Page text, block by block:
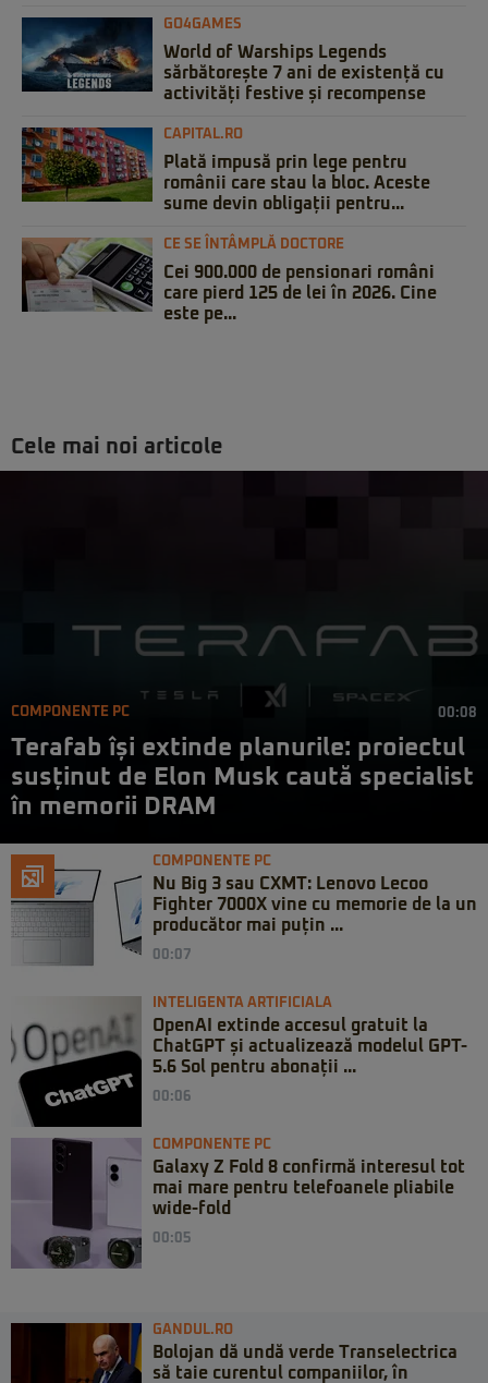
GO4GAMES
World of Warships Legends
sărbătorește 7 ani de existență cu
activități festive și recompense
CAPITAL.RO
Plată impusă prin lege pentru
românii care stau la bloc. Aceste
sume devin obligații pentru...
CE SE ÎNTÂMPLĂ DOCTORE
Cei 900.000 de pensionari români
care pierd 125 de lei în 2026. Cine
este pe...
Cele mai noi articole
COMPONENTE PC 00:08
Terafab își extinde planurile: proiectul
susținut de Elon Musk caută specialist
în memorii DRAM
COMPONENTE PC
Nu Big 3 sau CXMT: Lenovo Lecoo
Fighter 7000X vine cu memorie de la un
producător mai puțin ...
00:07
INTELIGENTA ARTIFICIALA
OpenAI extinde accesul gratuit la
ChatGPT și actualizează modelul GPT-
5.6 Sol pentru abonații ...
00:06
COMPONENTE PC
Galaxy Z Fold 8 confirmă interesul tot
mai mare pentru telefoanele pliabile
wide-fold
00:05
GANDUL.RO
Bolojan dă undă verde Transelectrica
să taie curentul companiilor, în